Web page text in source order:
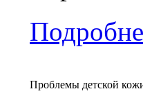
Проблемы детской